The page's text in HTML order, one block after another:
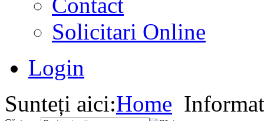
Solicitari Online
Login
Sunteți aici:Home